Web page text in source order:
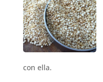
con ella.